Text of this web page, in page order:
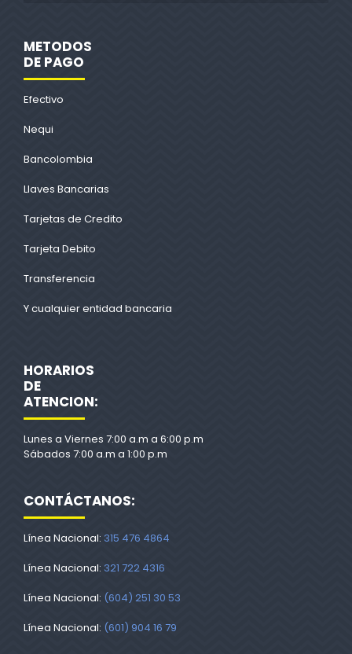
METODOS
DE PAGO
Efectivo
Nequi
Bancolombia
Llaves Bancarias
Tarjetas de Credito
Tarjeta Debito
Transferencia
Y cualquier entidad bancaria
HORARIOS
DE
ATENCION:
Lunes a Viernes 7:00 a.m a 6:00 p.m
Sábados 7:00 a.m a 1:00 p.m
CONTÁCTANOS:
Línea Nacional: 315 476 4864
Línea Nacional: 321 722 4316
Línea Nacional: (604) 251 30 53
Línea Nacional: (601) 904 16 79